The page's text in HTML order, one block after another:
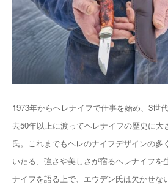
1973年からヘレナイフで仕事を始め、3世
去50年以上に渡ってヘレナイフの歴史に大
氏。これまでもヘレのナイフデザインの多
いたる、強さや美しさが宿るヘレナイフを
ナイフを語る上で、エウデン氏は欠かせな